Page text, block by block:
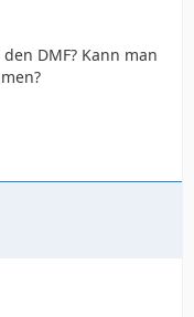
DMF? Kann man